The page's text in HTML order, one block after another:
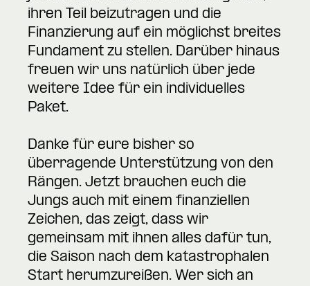
ihren Teil beizutragen und die
Finanzierung auf ein möglichst breites
Fundament zu stellen. Darüber hinaus
freuen wir uns natürlich über jede
weitere Idee für ein individuelles
Paket.
Danke für eure bisher so
überragende Unterstützung von den
Rängen. Jetzt brauchen euch die
Jungs auch mit einem finanziellen
Zeichen, das zeigt, dass wir
gemeinsam mit ihnen alles dafür tun,
die Saison nach dem katastrophalen
Start herumzureißen. Wer sich an